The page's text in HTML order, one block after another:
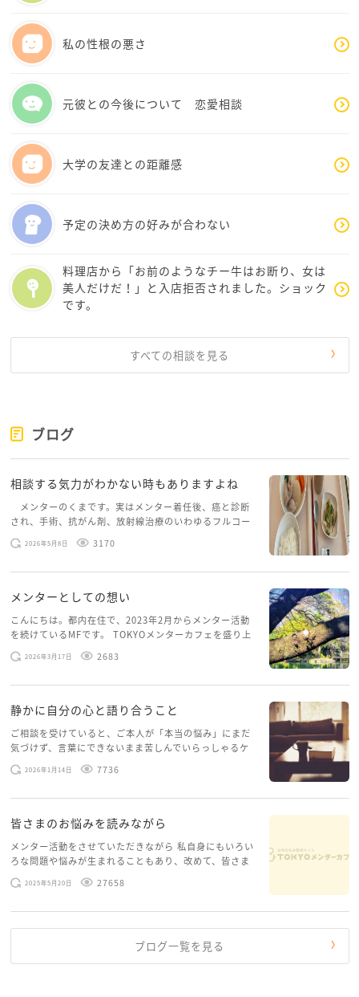
私の性根の悪さ
元彼との今後について 恋愛相談
大学の友達との距離感
予定の決め方の好みが合わない
料理店から「お前のようなチー牛はお断り、女は
美人だけだ！」と入店拒否されました。ショック
です。
すべての相談を見る
ブログ
相談する気力がわかない時もありますよね
メンターのくまです。実はメンター着任後、癌と診断
され、手術、抗がん剤、放射線治療のいわゆるフルコー
スを体験していて、しばらくメンターカフェに来られて
いませんでした。体力だけでなく、気力も落ちパソコン
2026年5月8日 3170
メンターとしての想い
こんにちは。都内在住で、2023年2月からメンター活動
を続けているMFです。 TOKYOメンターカフェを盛り上
げたいという想いから、勇気を出して初めてブログを投
稿してみようと思います。少し自分のことを書いてみま
2026年3月17日 2683
静かに自分の心と語り合うこと
ご相談を受けていると、ご本人が「本当の悩み」にまだ
気づけず、言葉にできないまま苦しんでいらっしゃるケ
ースがありますお悩みというのは、心の深いところ（深
層心理）に触れることで、まったく違う角度から解決の
2026年1月14日 7736
皆さまのお悩みを読みながら
メンター活動をさせていただきながら 私自身にもいろい
ろな問題や悩みが生まれることもあり、改めて、皆さま
のお悩みを読みながら 「みんな、もがいてる。わたし
だけじゃないんだな」と、逆に励まされるような日々で
2025年5月20日 27658
ブログ一覧を見る